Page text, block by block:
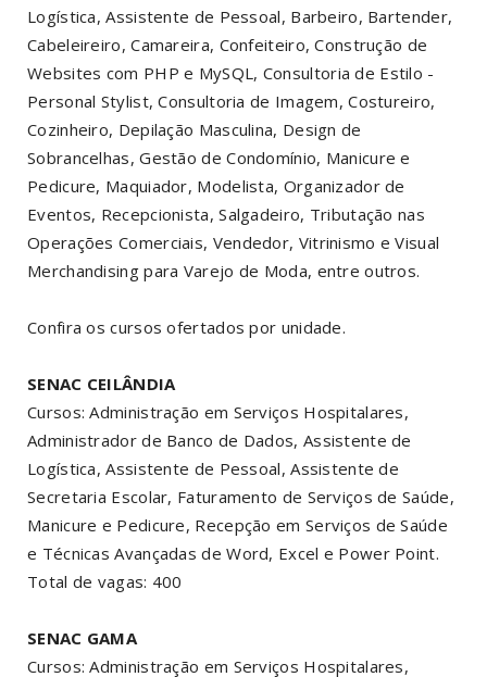
Logística, Assistente de Pessoal, Barbeiro, Bartender,
Cabeleireiro, Camareira, Confeiteiro, Construção de
Websites com PHP e MySQL, Consultoria de Estilo -
Personal Stylist, Consultoria de Imagem, Costureiro,
Cozinheiro, Depilação Masculina, Design de
Sobrancelhas, Gestão de Condomínio, Manicure e
Pedicure, Maquiador, Modelista, Organizador de
Eventos, Recepcionista, Salgadeiro, Tributação nas
Operações Comerciais, Vendedor, Vitrinismo e Visual
Merchandising para Varejo de Moda, entre outros.
Confira os cursos ofertados por unidade.
SENAC CEILÂNDIA
Cursos: Administração em Serviços Hospitalares,
Administrador de Banco de Dados, Assistente de
Logística, Assistente de Pessoal, Assistente de
Secretaria Escolar, Faturamento de Serviços de Saúde,
Manicure e Pedicure, Recepção em Serviços de Saúde
e Técnicas Avançadas de Word, Excel e Power Point.
Total de vagas: 400
SENAC GAMA
Cursos: Administração em Serviços Hospitalares,